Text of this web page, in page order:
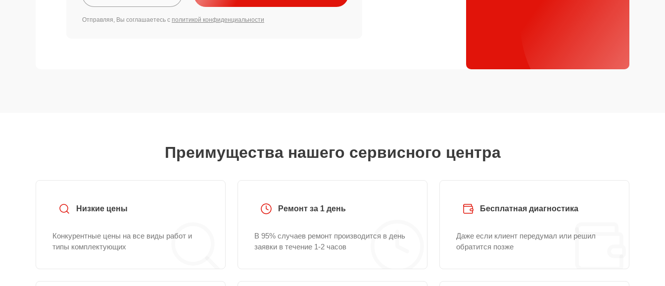
Отправляя, Вы соглашаетесь с политикой конфиденциальности
Преимущества нашего сервисного центра
Низкие цены
Конкурентные цены на все виды работ и
типы комплектующих
Ремонт за 1 день
В 95% случаев ремонт производится в день
заявки в течение 1-2 часов
Бесплатная диагностика
Даже если клиент передумал или решил
обратится позже